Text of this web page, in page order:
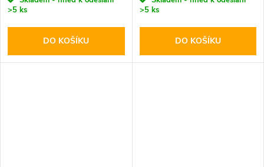
>5 ks
DO KOŠÍKU
>5 ks
DO KOŠÍKU